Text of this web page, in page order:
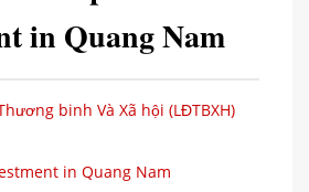
in Quang Nam
binh Và Xã hội (LĐTBXH)
in Quang Nam